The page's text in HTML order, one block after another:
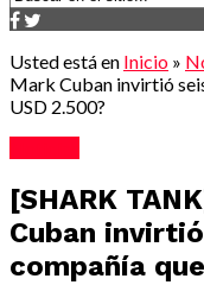
Usted está en Inicio »
Mark Cuban invirtió
USD 2.500?
[SHARK
Cuban
compañía